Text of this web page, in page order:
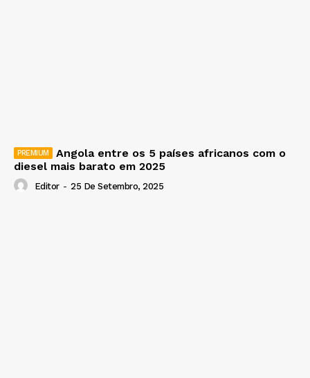
Angola entre os 5 países africanos com o
diesel mais barato em 2025
Editor - 25 De Setembro, 2025